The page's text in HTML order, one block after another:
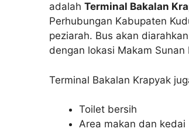
adalah Terminal Bakalan
Perhubungan Kabupaten
peziarah. Bus akan
dengan lokasi Makam Sunan
Terminal Bakalan Krapyak
Toilet bersih
Area makan dan kedai